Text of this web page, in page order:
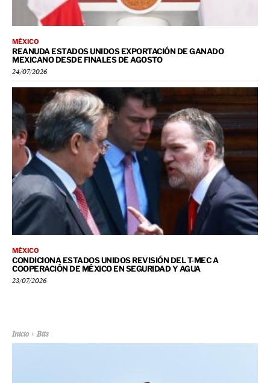
MÉXICO
REANUDA ESTADOS UNIDOS EXPORTACIÓN DE GANADO
MEXICANO DESDE FINALES DE AGOSTO
24/07/2026
MÉXICO
CONDICIONA ESTADOS UNIDOS REVISIÓN DEL T-MEC A
COOPERACIÓN DE MÉXICO EN SEGURIDAD Y AGUA
23/07/2026